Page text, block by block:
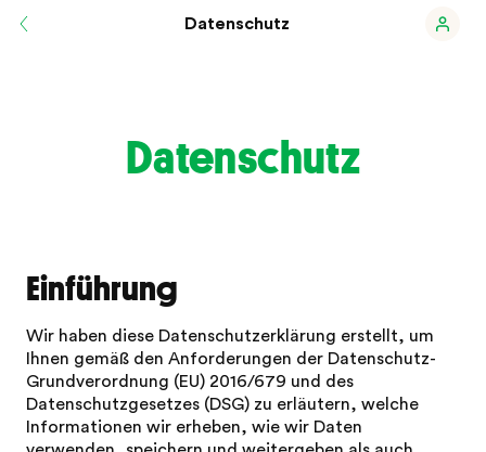
Datenschutz
Datenschutz
Einführung
Wir haben diese Datenschutzerklärung erstellt, um
Ihnen gemäß den Anforderungen der Datenschutz-
Grundverordnung (EU) 2016/679 und des
Datenschutzgesetzes (DSG) zu erläutern, welche
Informationen wir erheben, wie wir Daten